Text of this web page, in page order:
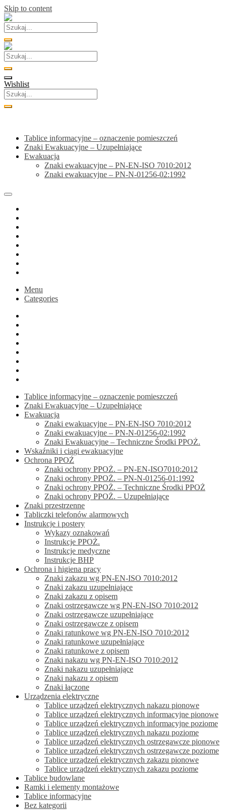
Skip to content
Wishlist
Tablice informacyjne – oznaczenie pomieszczeń
Znaki Ewakuacyjne – Uzupełniające
Ewakuacja
Znaki ewakuacyjne – PN-EN-ISO 7010:2012
Znaki ewakuacyjne – PN-N-01256-02:1992
Menu
Categories
Tablice informacyjne – oznaczenie pomieszczeń
Znaki Ewakuacyjne – Uzupełniające
Ewakuacja
Znaki ewakuacyjne – PN-EN-ISO 7010:2012
Znaki ewakuacyjne – PN-N-01256-02:1992
Znaki Ewakuacyjne – Techniczne Środki PPOŻ.
Wskaźniki i ciągi ewakuacyjne
Ochrona PPOŻ
Znaki ochrony PPOŻ. – PN-EN-ISO7010:2012
Znaki ochrony PPOŻ. – PN-N-01256-01:1992
Znaki ochrony PPOŻ. – Techniczne Środki PPOŻ
Znaki ochrony PPOŻ. – Uzupełniające
Znaki przestrzenne
Tabliczki telefonów alarmowych
Instrukcje i postery
Wykazy oznakowań
Instrukcje PPOŻ.
Instrukcje medyczne
Instrukcje BHP
Ochrona i higiena pracy
Znaki zakazu wg PN-EN-ISO 7010:2012
Znaki zakazu uzupełniające
Znaki zakazu z opisem
Znaki ostrzegawcze wg PN-EN-ISO 7010:2012
Znaki ostrzegawcze uzupełniające
Znaki ostrzegawcze z opisem
Znaki ratunkowe wg PN-EN-ISO 7010:2012
Znaki ratunkowe uzupełniające
Znaki ratunkowe z opisem
Znaki nakazu wg PN-EN-ISO 7010:2012
Znaki nakazu uzupełniające
Znaki nakazu z opisem
Znaki łączone
Urządzenia elektryczne
Tablice urządzeń elektrycznych nakazu pionowe
Tablice urządzeń elektrycznych informacyjne pionowe
Tablice urządzeń elektrycznych informacyjne poziome
Tablice urządzeń elektrycznych nakazu poziome
Tablice urządzeń elektrycznych ostrzegawcze pionowe
Tablice urządzeń elektrycznych ostrzegawcze poziome
Tablice urządzeń elektrycznych zakazu pionowe
Tablice urządzeń elektrycznych zakazu poziome
Tablice budowlane
Ramki i elementy montażowe
Tablice informacyjne
Bez kategorii